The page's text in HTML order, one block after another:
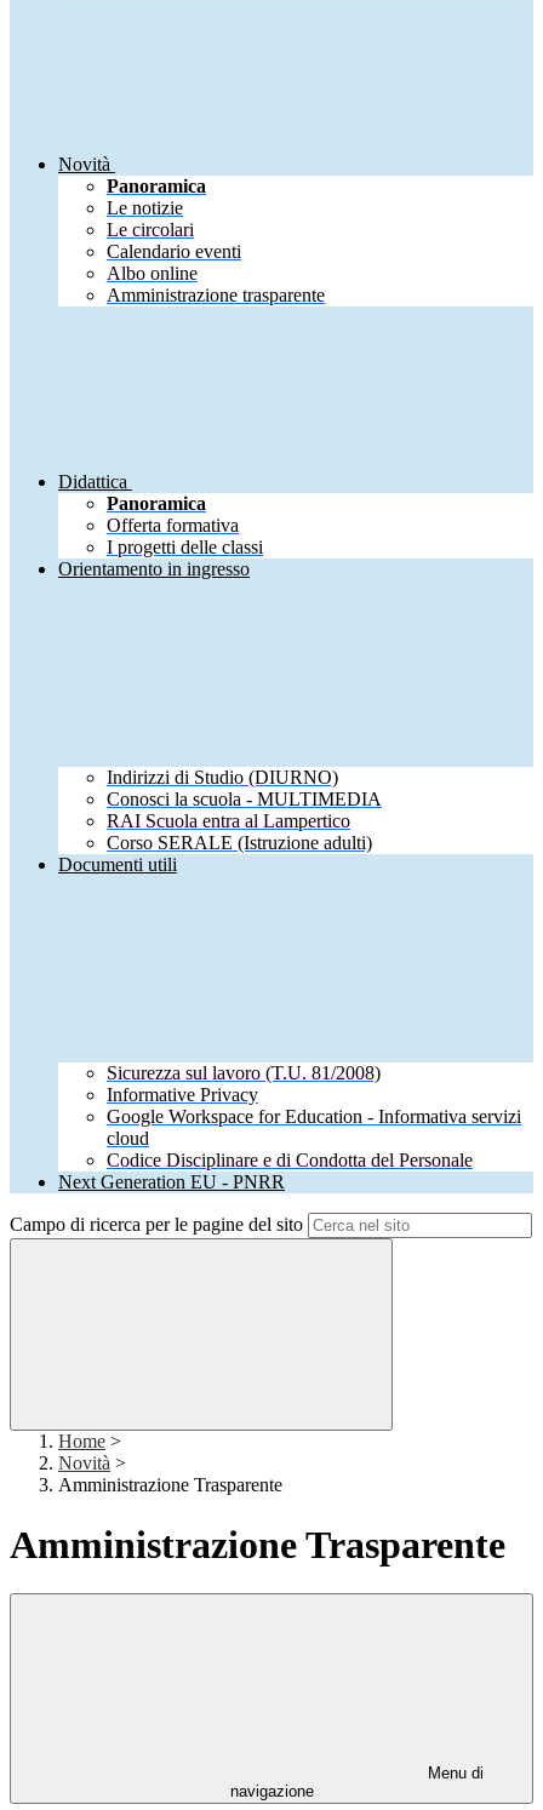
Novità
Panoramica
Le notizie
Le circolari
Calendario eventi
Albo online
Amministrazione trasparente
Didattica
Panoramica
Offerta formativa
I progetti delle classi
Orientamento in ingresso
Indirizzi di Studio (DIURNO)
Conosci la scuola - MULTIMEDIA
RAI Scuola entra al Lampertico
Corso SERALE (Istruzione adulti)
Documenti utili
Sicurezza sul lavoro (T.U. 81/2008)
Informative Privacy
Google Workspace for Education - Informativa servizi
cloud
Codice Disciplinare e di Condotta del Personale
Next Generation EU - PNRR
Campo di ricerca per le pagine del sito
Home >
Novità >
Amministrazione Trasparente
Amministrazione Trasparente
Menu di
navigazione